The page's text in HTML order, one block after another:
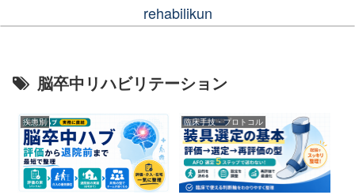
rehabilikun
脳卒中リハビリテーション
疾患別 臨床手技・プロトコル